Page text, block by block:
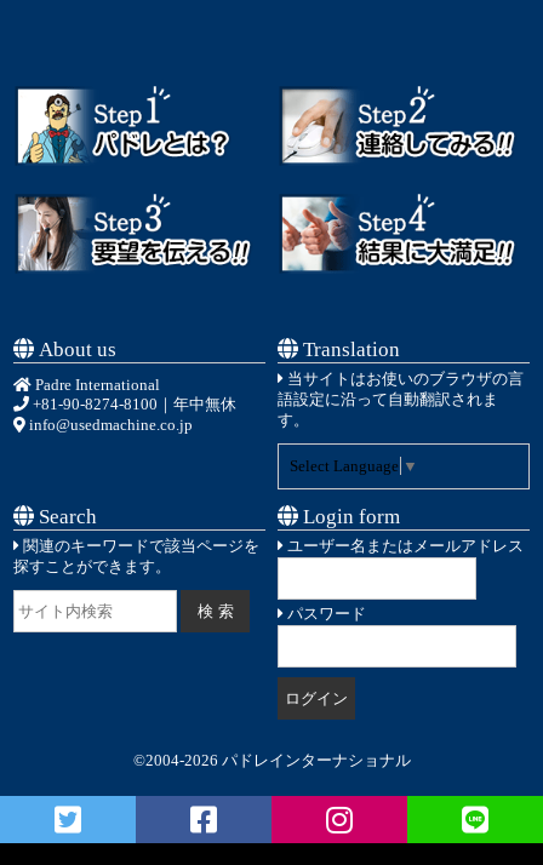
About us
Padre International
+81-90-8274-8100 ｜年中無休
info@usedmachine.co.jp
Translation
当サイトはお使いのブラウザの言
語設定に沿って自動翻訳されま
す。
Select Language ▼
Search
関連のキーワードで該当ページを
探すことができます。
Login form
ユーザー名またはメールアドレス
パスワード
©2004-2026 パドレインターナショナル